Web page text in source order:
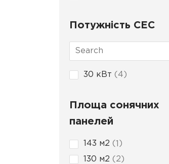
Потужність СЕС
30 кВт 4
Площа сонячних
панелей
143 м2 1
130 м2 2